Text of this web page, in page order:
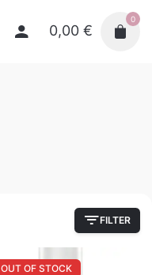
0,00 €
0
FILTER
OUT OF STOCK